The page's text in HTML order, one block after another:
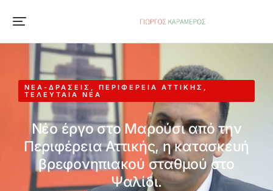
ΝΈΑ-ΔΡΆΣΕΙΣ , ΠΕΡΙΦΈΡΕΙΑ ΑΤΤΙΚΉΣ ,
ΤΕΛΕΥΤΑΊΑ ΝΈΑ
Νέο έργο στο Μαρούσι από την
Περιφέρεια Αττικής, η κατασκευή
βρεφονηπιακού σταθμού στο
Ψαλίδι.